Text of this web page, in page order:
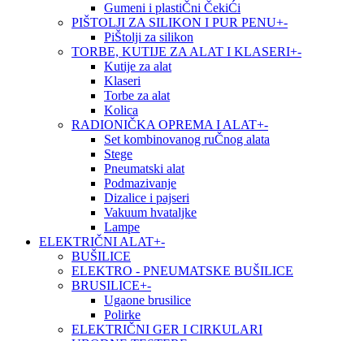
Gumeni i plastiČni ČekiĆi
PIŠTOLJI ZA SILIKON I PUR PENU+-
PiŠtolji za silikon
TORBE, KUTIJE ZA ALAT I KLASERI+-
Kutije za alat
Klaseri
Torbe za alat
Kolica
RADIONIČKA OPREMA I ALAT+-
Set kombinovanog ruČnog alata
Stege
Pneumatski alat
Podmazivanje
Dizalice i pajseri
Vakuum hvataljke
Lampe
ELEKTRIČNI ALAT+-
BUŠILICE
ELEKTRO - PNEUMATSKE BUŠILICE
BRUSILICE+-
Ugaone brusilice
Polirke
ELEKTRIČNI GER I CIRKULARI